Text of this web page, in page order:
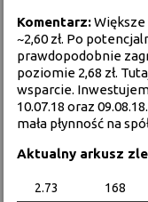
Komentarz:
~2,60 zł. Po
prawdopodobnie
poziomie 2,68 zł.
wsparcie.
10.07.18 oraz
mała płynność na
Aktualny arkusz
2.73 168